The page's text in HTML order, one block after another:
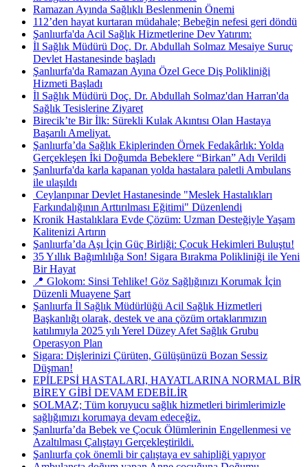
Ramazan Ayında Sağlıklı Beslenmenin Önemi
112’den hayat kurtaran müdahale; Bebeğin nefesi geri döndü
Şanlıurfa'da Acil Sağlık Hizmetlerine Dev Yatırım:
İl Sağlık Müdürü Doç. Dr. Abdullah Solmaz Mesaiye Suruç
Devlet Hastanesinde başladı
Şanlıurfa'da Ramazan Ayına Özel Gece Diş Polikliniği
Hizmeti Başladı
İl Sağlık Müdürü Doç. Dr. Abdullah Solmaz'dan Harran'da
Sağlık Tesislerine Ziyaret
Birecik’te Bir İlk: Sürekli Kulak Akıntısı Olan Hastaya
Başarılı Ameliyat.
Şanlıurfa’da Sağlık Ekiplerinden Örnek Fedakârlık: Yolda
Gerçekleşen İki Doğumda Bebeklere “Birkan” Adı Verildi
Şanlıurfa'da karla kapanan yolda hastalara paletli Ambulans
ile ulaşıldı
​ Ceylanpınar Devlet Hastanesinde "Meslek Hastalıkları
Farkındalığının Arttırılması Eğitimi" Düzenlendi
Kronik Hastalıklara Evde Çözüm: Uzman Desteğiyle Yaşam
Kalitenizi Artırın
Şanlıurfa’da Aşı İçin Güç Birliği: Çocuk Hekimleri Buluştu!
35 Yıllık Bağımlılığa Son! Sigara Bırakma Polikliniği ile Yeni
Bir Hayat
📍 Glokom: Sinsi Tehlike! Göz Sağlığınızı Korumak İçin
Düzenli Muayene Şart
Şanlıurfa İl Sağlık Müdürlüğü Acil Sağlık Hizmetleri
Başkanlığı olarak, destek ve ana çözüm ortaklarımızın
katılımıyla 2025 yılı Yerel Düzey Afet Sağlık Grubu
Operasyon Plan
Sigara: Dişlerinizi Çürüten, Gülüşünüzü Bozan Sessiz
Düşman!
EPİLEPSİ HASTALARI, HAYATLARINA NORMAL BİR
BİREY GİBİ DEVAM EDEBİLİR
SOLMAZ; Tüm koruyucu sağlık hizmetleri birimlerimizle
sağlığımızı korumaya devam edeceğiz.
Şanlıurfa’da Bebek ve Çocuk Ölümlerinin Engellenmesi ve
Azaltılması Çalıştayı Gerçekleştirildi.
Şanlıurfa çok önemli bir çalıştaya ev sahipliği yapıyor